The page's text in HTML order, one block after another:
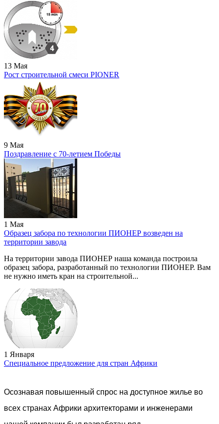
13 Мая
Рост строительной смеси PIONER
9 Мая
Поздравление с 70-летием Победы
1 Мая
Образец забора по технологии ПИОНЕР возведен на
территории завода
На территории завода ПИОНЕР наша команда построила
образец забора, разработанный по технологии ПИОНЕР. Вам
не нужно иметь кран на строительной...
1 Января
Специальное предложение для стран Африки
Осознавая повышенный спрос на доступное жилье во
всех странах Африки архитекторами и инженерами